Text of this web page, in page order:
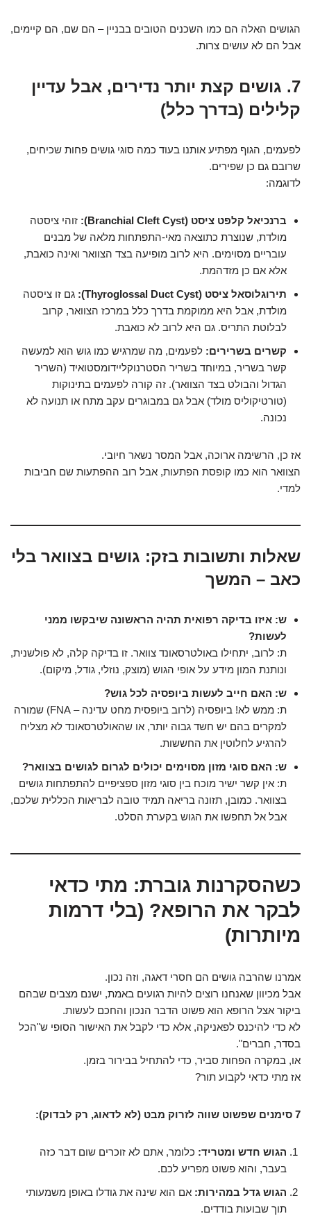
הגושים האלה הם כמו השכנים הטובים בבניין – הם שם, הם קיימים,
אבל הם לא עושים צרות.
7. גושים קצת יותר נדירים, אבל עדיין
קלילים (בדרך כלל)
לפעמים, הגוף מפתיע אותנו בעוד כמה סוגי גושים פחות שכיחים,
שרובם גם כן שפירים.
לדוגמה:
ברנכיאל קלפט ציסט (Branchial Cleft Cyst):
זוהי ציסטה
מולדת, שנוצרת כתוצאה מאי-התפתחות מלאה של מבנים
עובריים מסוימים. היא לרוב מופיעה בצד הצוואר ואינה כואבת,
אלא אם כן מזדהמת.
תירוגלוסאל ציסט (Thyroglossal Duct Cyst):
גם זו ציסטה
מולדת, אבל היא ממוקמת בדרך כלל במרכז הצוואר, קרוב
לבלוטת התריס. גם היא לרוב לא כואבת.
קשרים בשרירים: לפעמים, מה שמרגיש כמו גוש הוא למעשה
קשר בשריר, במיוחד בשריר הסטרנוקליידומסטואיד (השריר
הגדול והבולט בצד הצוואר). זה קורה לפעמים בתינוקות
(טורטיקוליס מולד) אבל גם במבוגרים עקב מתח או תנועה לא
נכונה.
אז כן, הרשימה ארוכה, אבל המסר נשאר חיובי.
הצוואר הוא כמו קופסת הפתעות, אבל רוב ההפתעות שם חביבות
למדי.
שאלות ותשובות בזק: גושים בצוואר בלי
כאב – המשך
ש: איזו בדיקה רפואית תהיה הראשונה שיבקשו ממני
לעשות?
ת: לרוב, יתחילו באולטרסאונד צוואר. זו בדיקה קלה, לא פולשנית,
ונותנת המון מידע על אופי הגוש (מוצק, נוזלי, גודל, מיקום).
ש: האם חייב לעשות ביופסיה לכל גוש?
ת: ממש לא! ביופסיה (לרוב ביופסית מחט עדינה – FNA) שמורה
למקרים בהם יש חשד גבוה יותר, או שהאולטרסאונד לא מצליח
להרגיע לחלוטין את החששות.
ש: האם סוגי מזון מסוימים יכולים לגרום לגושים בצוואר?
ת: אין קשר ישיר מוכח בין סוגי מזון ספציפיים להתפתחות גושים
בצוואר. כמובן, תזונה בריאה תמיד טובה לבריאות הכללית שלכם,
אבל אל תחפשו את הגוש בקערת הסלט.
כשהסקרנות גוברת: מתי כדאי
לבקר את הרופא? (בלי דרמות
מיותרות)
אמרנו שהרבה גושים הם חסרי דאגה, וזה נכון.
אבל מכיוון שאנחנו רוצים להיות רגועים באמת, ישנם מצבים שבהם
ביקור אצל הרופא הוא פשוט הדבר הנכון והחכם לעשות.
לא כדי להיכנס לפאניקה, אלא כדי לקבל את האישור הסופי ש"הכל
בסדר, חברים".
או, במקרה הפחות סביר, כדי להתחיל בבירור בזמן.
אז מתי כדאי לקבוע תור?
7 סימנים שפשוט שווה לזרוק מבט (לא לדאוג, רק לבדוק):
הגוש חדש ומטריד: כלומר, אתם לא זוכרים שום דבר כזה
בעבר, והוא פשוט מפריע לכם.
הגוש גדל במהירות: אם הוא שינה את גודלו באופן משמעותי
תוך שבועות בודדים.